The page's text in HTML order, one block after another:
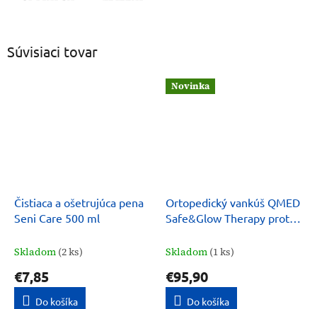
Súvisiaci tovar
Čistiaca a ošetrujúca pena
Seni Care 500 ml
Skladom (2 ks)
€7,85
Do košíka
Novinka
Ortopedický vankúš QMED
Safe&Glow Therapy proti
Skladom (1 ks)
€95,90
Do košíka